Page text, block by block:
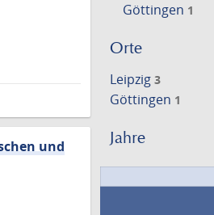
Göttingen 1
Orte
Leipzig 3
Göttingen 1
Jahre
und